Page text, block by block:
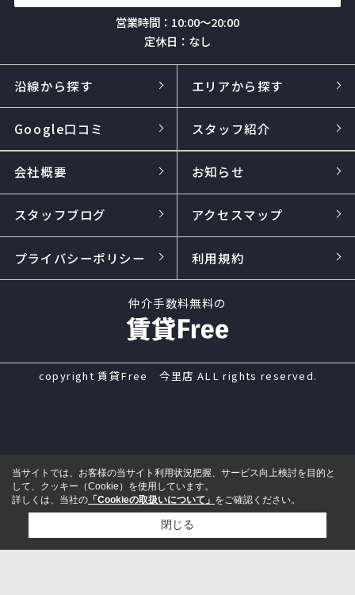
営業時間：10:00～20:00
定休日：なし
沿線から探す エリアから探す
Google口コミ スタッフ紹介
会社概要 お知らせ
スタッフブログ アクセスマップ
プライバシーポリシー 利用規約
仲介手数料無料の
copyright 賃貸Free 今里店 ALL rights reserved.
来店予約 電話
当サイトでは、お客様の当サイト利用状況把握、サービス向上検討を目的と
して、クッキー（Cookie）を使用しています。
詳しくは、当社の 「Cookieの取扱いについて」 をご確認ください。
閉じる